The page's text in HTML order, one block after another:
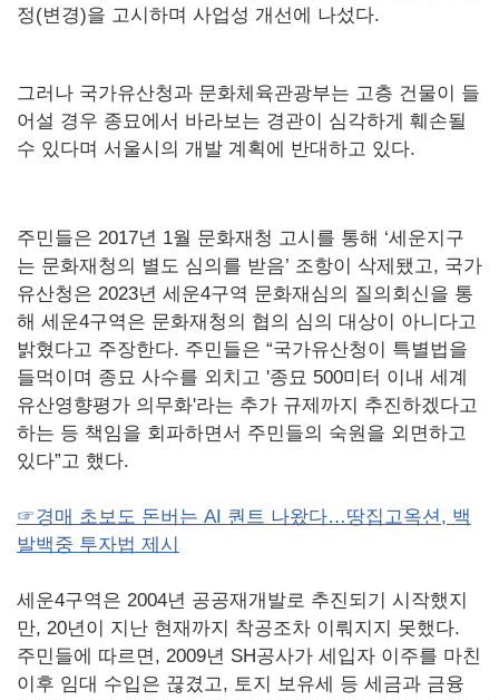
정(변경)을 고시하며 사업성 개선에 나섰다.
그러나 국가유산청과 문화체육관광부는 고층 건물이 들
어설 경우 종묘에서 바라보는 경관이 심각하게 훼손될
수 있다며 서울시의 개발 계획에 반대하고 있다.
주민들은 2017년 1월 문화재청 고시를 통해 ‘세운지구
는 문화재청의 별도 심의를 받음’ 조항이 삭제됐고, 국가
유산청은 2023년 세운4구역 문화재심의 질의회신을 통
해 세운4구역은 문화재청의 협의 심의 대상이 아니다고
밝혔다고 주장한다. 주민들은 “국가유산청이 특별법을
들먹이며 종묘 사수를 외치고 '종묘 500미터 이내 세계
유산영향평가 의무화'라는 추가 규제까지 추진하겠다고
하는 등 책임을 회파하면서 주민들의 숙원을 외면하고
있다”고 했다.
☞경매 초보도 돈버는 AI 퀀트 나왔다…땅집고옥션, 백
발백중 투자법 제시
세운4구역은 2004년 공공재개발로 추진되기 시작했지
만, 20년이 지난 현재까지 착공조차 이뤄지지 못했다.
주민들에 따르면, 2009년 SH공사가 세입자 이주를 마친
이후 임대 수입은 끊겼고, 토지 보유세 등 세금과 금융